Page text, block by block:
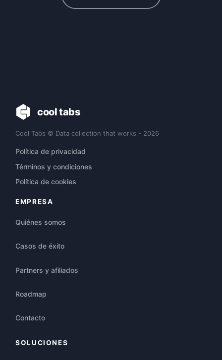
cool tabs
Cool Tabs © Data collection that works - 2026
Política de privacidad
Términos y condiciones
Política de cookies
EMPRESA
Quiénes somos
Casos de éxito
Partners y afiliados
Roadmap
Contacto
SOLUCIONES